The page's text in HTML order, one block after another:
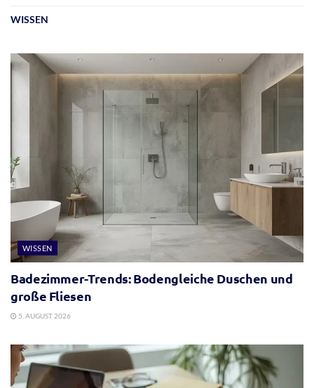
WISSEN
WISSEN
Badezimmer-Trends: Bodengleiche Duschen und
große Fliesen
5. AUGUST 2026